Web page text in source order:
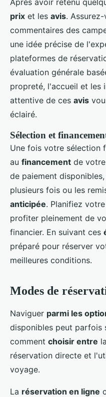
Après avoir retenu
prix et les avis.
commentaires des
une idée précise de
plateformes de
évaluation générale
propreté, l'accueil et les
attentive de ces avis
éclairé.
Sélection et
Une fois votre sélection
au financement de
de paiement
plusieurs fois ou les
anticipée. Planifiez
profiter pleinement de
financier. En suivant ces
préparé pour réserver
meilleures conditions.
Modes de
Naviguer parmi les
disponibles peut parfois
comment choisir entre
réservation directe et
voyage.
La réservation en ligne